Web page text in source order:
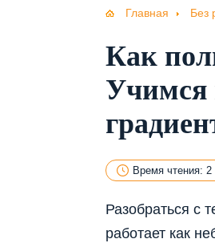
Главная Без
Как
Учимся
Время чтения: 2
Разобраться с
работает как